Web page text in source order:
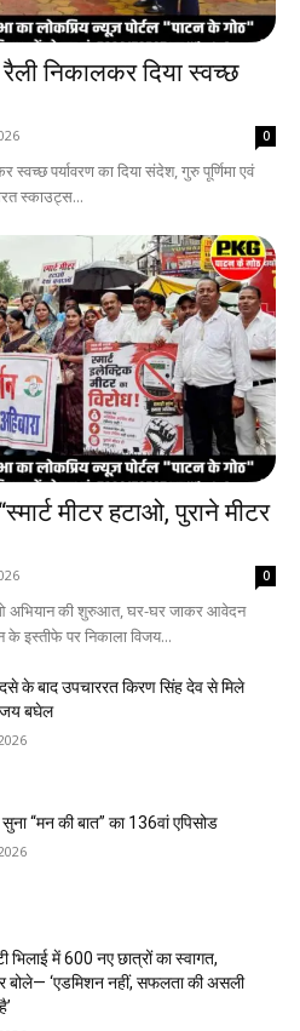
निकालकर दिया स्वच्छ
0
पर्यावरण का दिया संदेश, गुरु पूर्णिमा एवं
स्काउट्स...
मीटर हटाओ, पुराने मीटर
0
अभियान की शुरुआत, घर-घर जाकर आवेदन
के इस्तीफे पर निकाला विजय...
के बाद उपचाररत किरण सिंह देव से मिले
बघेल
“मन की बात” का 136वां एपिसोड
में 600 नए छात्रों का स्वागत,
बोले— ‘एडमिशन नहीं, सफलता की असली